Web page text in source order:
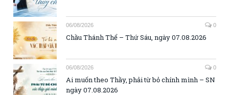
06/08/2026 0
Chầu Thánh Thể – Thứ Sáu, ngày 07.08.2026
06/08/2026 0
Ai muốn theo Thầy, phải từ bỏ chính mình – SN
ngày 07.08.2026